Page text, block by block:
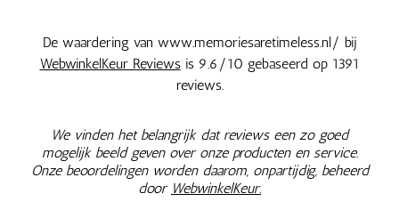
De waardering van www.memoriesaretimeless.nl/ bij
WebwinkelKeur Reviewsis 9.6/10 gebaseerd op 1391
reviews.
We vinden het belangrijk dat reviews een zo goed
mogelijk beeld geven over onze producten en service.
Onze beoordelingen worden daarom, onpartijdig, beheerd
door WebwinkelKeur.